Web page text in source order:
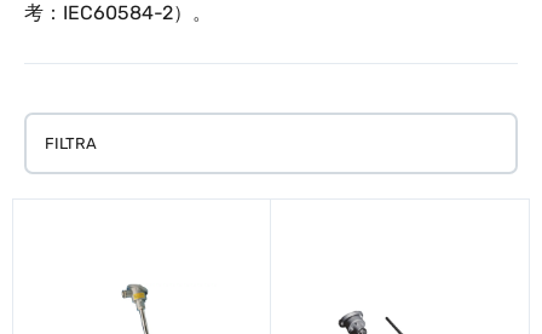
考：IEC60584-2）。
FILTRA